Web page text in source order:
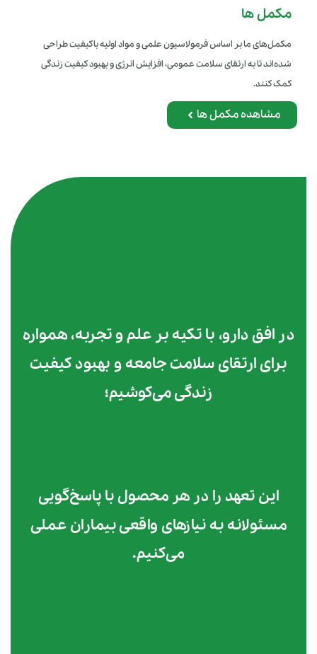
مکمل ها
مکمل‌های ما بر اساس فرمولاسیون علمی و مواد اولیه باکیفیت طراحی
شده‌اند تا به ارتقای سلامت عمومی، افزایش انرژی و بهبود کیفیت زندگی
کمک کنند.
مشاهده مکمل ها
در افق دارو، با تکیه بر علم و تجربه، همواره
برای ارتقای سلامت جامعه و بهبود کیفیت
زندگی می‌کوشیم؛
این تعهد را در هر محصول با پاسخ‌گویی
مسئولانه به نیازهای واقعی بیماران عملی
می‌کنیم.